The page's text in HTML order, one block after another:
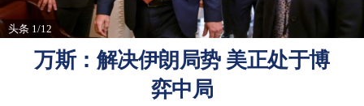
网
头条 1/12
万斯：解决伊朗局势 美正处于博
弈中局